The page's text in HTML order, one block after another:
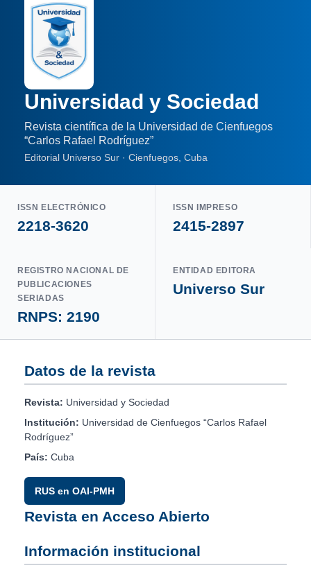
Universidad y Sociedad
Revista científica de la Universidad de Cienfuegos
“Carlos Rafael Rodríguez”
Editorial Universo Sur · Cienfuegos, Cuba
ISSN ELECTRÓNICO
2218-3620
ISSN IMPRESO
2415-2897
REGISTRO NACIONAL DE
PUBLICACIONES
SERIADAS
RNPS: 2190
ENTIDAD EDITORA
Universo Sur
Datos de la revista
Revista: Universidad y Sociedad
Institución: Universidad de Cienfuegos “Carlos Rafael
Rodríguez”
País: Cuba
RUS en OAI-PMH
Revista en Acceso Abierto
Información institucional